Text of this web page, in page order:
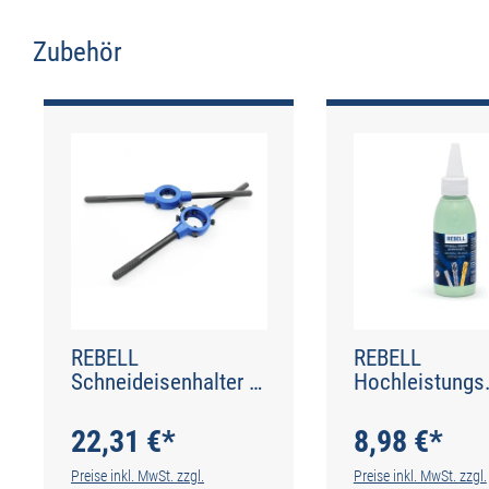
Zubehör
REBELL
Schneideisenhalter -
22,31 €*
Preise inkl. MwSt. zzgl.
REBELL
Hochleistungs
8,98 €*
Preise inkl. MwSt. zzgl.